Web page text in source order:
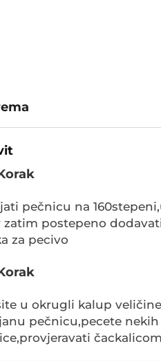
pečnicu na
zatim postepeno
za pecivo
u okrugli kalup
pečnicu,pecete